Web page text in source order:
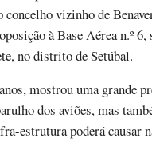
concelho vizinho de
à Base Aérea n.º
no distrito de Setúbal.
mostrou uma grande
dos aviões, mas
estrutura poderá causar